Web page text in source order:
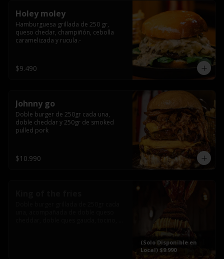
Holey moley
Hamburguesa grillada de 250 gr,
queso chedar, champiñón, cebolla
caramelizada y rucula.-
$9.490
Johnny go
Doble burger de 250gr cada una,
doble cheddar y 250gr de smoked
pulled pork
$10.990
(Solo Disponible en
Local) $9.990